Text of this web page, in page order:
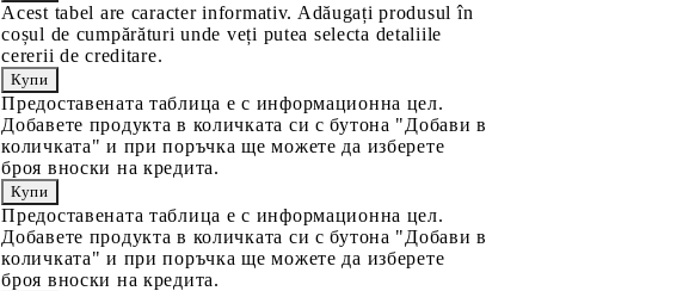
Acest tabel are caracter informativ. Adăugați produsul în
coșul de cumpărături unde veți putea selecta detaliile
cererii de creditare.
Предоставената таблица е с информационна цел.
Добавете продукта в количката си с бутона "Добави в
количката" и при поръчка ще можете да изберете
броя вноски на кредита.
Предоставената таблица е с информационна цел.
Добавете продукта в количката си с бутона "Добави в
количката" и при поръчка ще можете да изберете
броя вноски на кредита.